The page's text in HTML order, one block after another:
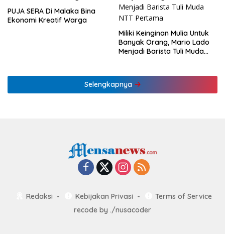
PUJA SERA Di Malaka Bina
Ekonomi Kreatif Warga
Miliki Keinginan Mulia Untuk
Banyak Orang, Mario Lado
Menjadi Barista Tuli Muda
Selengkapnya
Redaksi Kebijakan Privasi
Terms of Service
recode by ./nusacoder